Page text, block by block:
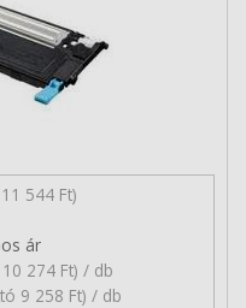
544 Ft)
ár
274 Ft) / db
9 258 Ft) / db